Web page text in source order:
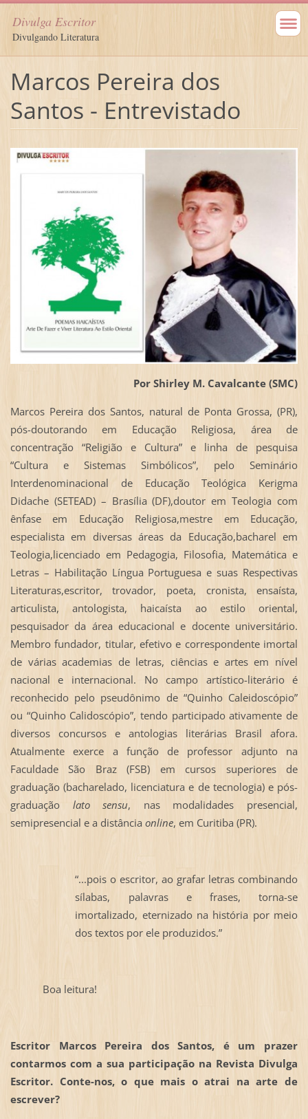
Divulga Escritor
Divulgando Literatura
Marcos Pereira dos
Santos - Entrevistado
Por Shirley M. Cavalcante (SMC)
Marcos Pereira dos Santos, natural de Ponta Grossa, (PR),
pós-doutorando em Educação Religiosa, área de
concentração “Religião e Cultura” e linha de pesquisa
“Cultura e Sistemas Simbólicos”, pelo Seminário
Interdenominacional de Educação Teológica Kerigma
Didache (SETEAD) – Brasília (DF),doutor em Teologia com
ênfase em Educação Religiosa,mestre em Educação,
especialista em diversas áreas da Educação,bacharel em
Teologia,licenciado em Pedagogia, Filosofia, Matemática e
Letras – Habilitação Língua Portuguesa e suas Respectivas
Literaturas,escritor, trovador, poeta, cronista, ensaísta,
articulista, antologista, haicaísta ao estilo oriental,
pesquisador da área educacional e docente universitário.
Membro fundador, titular, efetivo e correspondente imortal
de várias academias de letras, ciências e artes em nível
nacional e internacional. No campo artístico-literário é
reconhecido pelo pseudônimo de “Quinho Caleidoscópio”
ou “Quinho Calidoscópio”, tendo participado ativamente de
diversos concursos e antologias literárias Brasil afora.
Atualmente exerce a função de professor adjunto na
Faculdade São Braz (FSB) em cursos superiores de
graduação (bacharelado, licenciatura e de tecnologia) e pós-
graduação lato sensu, nas modalidades presencial,
semipresencial e a distância online, em Curitiba (PR).
“...pois o escritor, ao grafar letras combinando
sílabas, palavras e frases, torna-se
imortalizado, eternizado na história por meio
dos textos por ele produzidos.”
Boa leitura!
Escritor Marcos Pereira dos Santos, é um prazer
contarmos com a sua participação na Revista Divulga
Escritor. Conte-nos, o que mais o atrai na arte de
escrever?